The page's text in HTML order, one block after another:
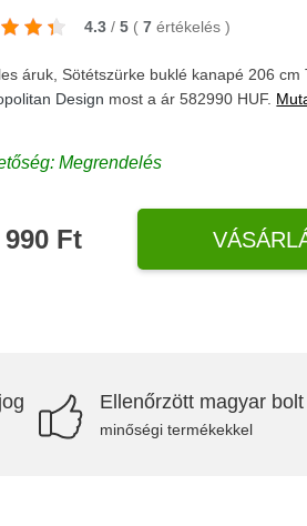
4.3 / 5 ( 7 értékelés)
áruk, Sötétszürke buklé kanapé 206
Design most a ár 582990 HUF.
Megrendelés
990 Ft
Ellenőrzött magyar bolt
minőségi termékekkel